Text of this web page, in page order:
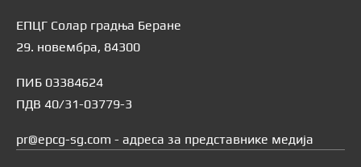
ЕПЦГ Солар градња Беране
29. новембра, 84300
ПИБ 03384624
ПДВ 40/31-03779-3
pr@epcg-sg.com - адреса за представнике медија